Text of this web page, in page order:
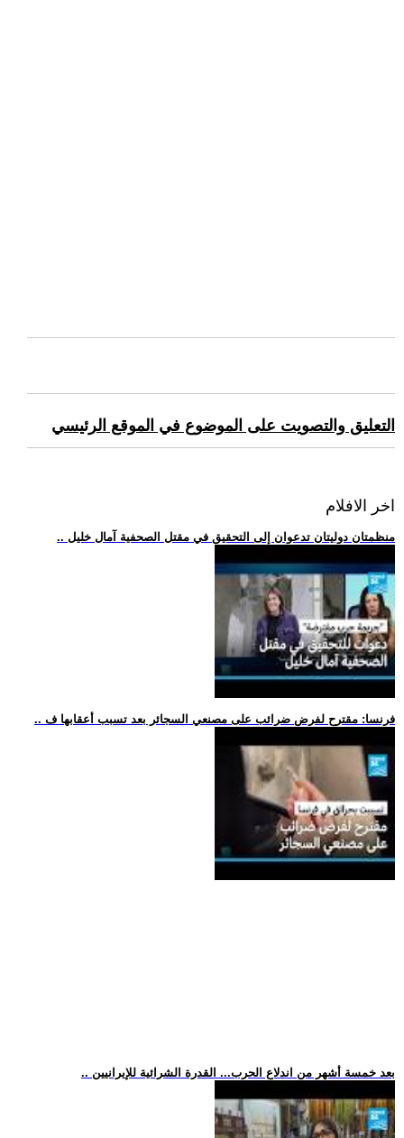
التعليق والتصويت على الموضوع في الموقع الرئيسي
اخر الافلام
.. منظمتان دوليتان تدعوان إلى التحقيق في مقتل الصحفية آمال خليل
.. فرنسا: مقترح لفرض ضرائب على مصنعي السجائر بعد تسبب أعقابها ف
.. بعد خمسة أشهر من اندلاع الحرب... القدرة الشرائية للإيرانيين